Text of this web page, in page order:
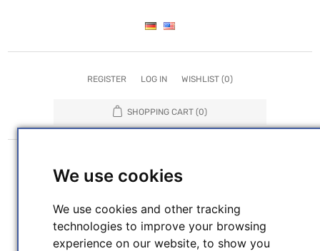
We use cookies
We use cookies and other tracking
technologies to improve your browsing
experience on our website, to show you
REGISTER LOG IN WISHLIST (0)
SHOPPING CART (0)
SEARCH